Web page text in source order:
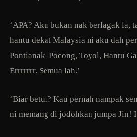
‘APA? Aku bukan nak berlagak la,
hantu dekat Malaysia ni aku dah
Pontianak, Pocong, Toyol, Hantu
Errrrrrr. Semua lah.’
‘Biar betul? Kau pernah nampak
ni memang di jodohkan jumpa Jin!